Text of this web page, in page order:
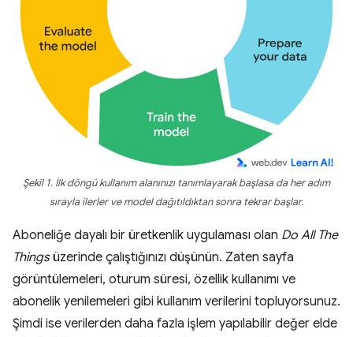
Şekil 1. İlk döngü kullanım alanınızı tanımlayarak başlasa da her adım
sırayla ilerler ve model dağıtıldıktan sonra tekrar başlar.
Aboneliğe dayalı bir üretkenlik uygulaması olan Do All The
Thingsüzerinde çalıştığınızı düşünün. Zaten sayfa
görüntülemeleri, oturum süresi, özellik kullanımı ve
abonelik yenilemeleri gibi kullanım verilerini topluyorsunuz.
Şimdi ise verilerden daha fazla işlem yapılabilir değer elde